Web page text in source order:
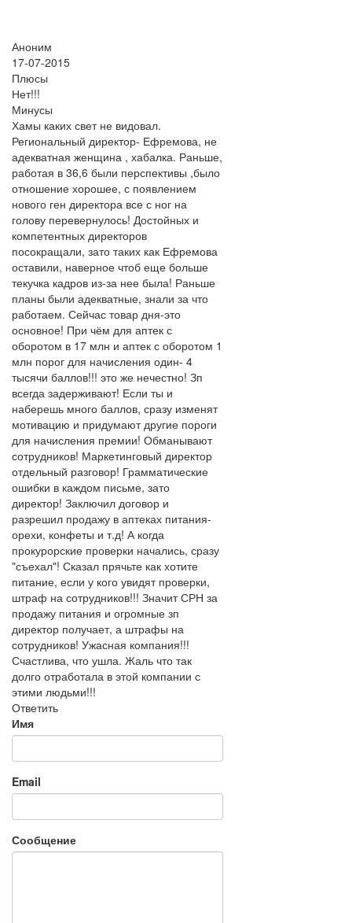
Аноним
17-07-2015
Плюсы
Нет!!!
Минусы
Хамы каких свет не видовал.
Региональный директор- Ефремова, не
адекватная женщина , хабалка. Раньше,
работая в 36,6 были перспективы ,было
отношение хорошее, с появлением
нового ген директора все с ног на
голову перевернулось! Достойных и
компетентных директоров
посокращали, зато таких как Ефремова
оставили, наверное чтоб еще больше
текучка кадров из-за нее была! Раньше
планы были адекватные, знали за что
работаем. Сейчас товар дня-это
основное! При чём для аптек с
оборотом в 17 млн и аптек с оборотом 1
млн порог для начисления один- 4
тысячи баллов!!! это же нечестно! Зп
всегда задерживают! Если ты и
наберешь много баллов, сразу изменят
мотивацию и придумают другие пороги
для начисления премии! Обманывают
сотрудников! Маркетинговый директор
отдельный разговор! Грамматические
ошибки в каждом письме, зато
директор! Заключил договор и
разрешил продажу в аптеках питания-
орехи, конфеты и т.д! А когда
прокурорские проверки начались, сразу
"съехал"! Сказал прячьте как хотите
питание, если у кого увидят проверки,
штраф на сотрудников!!! Значит СРН за
продажу питания и огромные зп
директор получает, а штрафы на
сотрудников! Ужасная компания!!!
Счастлива, что ушла. Жаль что так
долго отработала в этой компании с
этими людьми!!!
Ответить
Имя
Email
Сообщение